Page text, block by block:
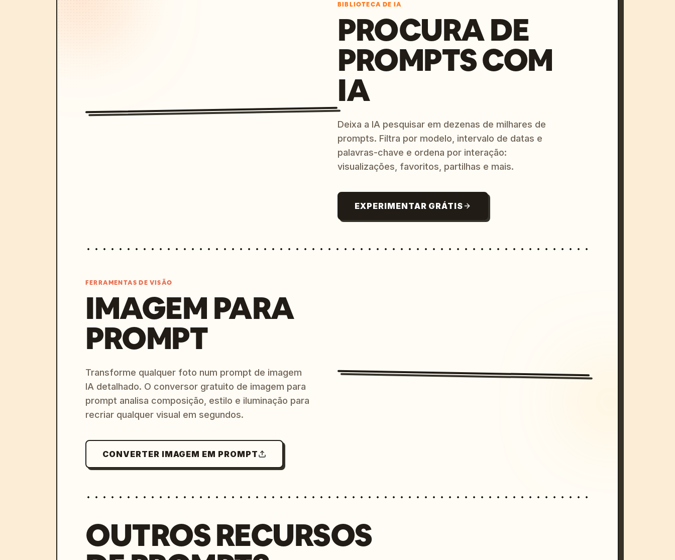
BIBLIOTECA DE IA
PROCURA DE
PROMPTS COM
IA
Deixa a IA pesquisar em dezenas de milhares de
prompts. Filtra por modelo, intervalo de datas e
palavras-chave e ordena por interação:
visualizações, favoritos, partilhas e mais.
EXPERIMENTAR GRÁTIS
FERRAMENTAS DE VISÃO
IMAGEM PARA
PROMPT
Transforme qualquer foto num prompt de imagem
IA detalhado. O conversor gratuito de imagem para
prompt analisa composição, estilo e iluminação para
recriar qualquer visual em segundos.
CONVERTER IMAGEM EM PROMPT
OUTROS RECURSOS